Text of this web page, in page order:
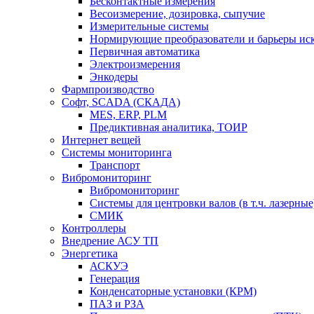
Весоизмерение, дозировка, сыпучие
Измерительные системы
Нормирующие преобразователи и барьеры
Первичная автоматика
Электроизмерения
Энкодеры
Фармпроизводство
Софт, SCADA (СКАДА)
MES, ERP, PLM
Предиктивная аналитика, ТОИР
Интернет вещей
Системы мониторинга
Транспорт
Вибромониторинг
Вибромониторинг
Системы для центровки валов (в т.ч.
СМИК
Контроллеры
Внедрение АСУ ТП
Энергетика
АСКУЭ
Генерация
Конденсаторные установки (КРМ)
ПАЗ и РЗА